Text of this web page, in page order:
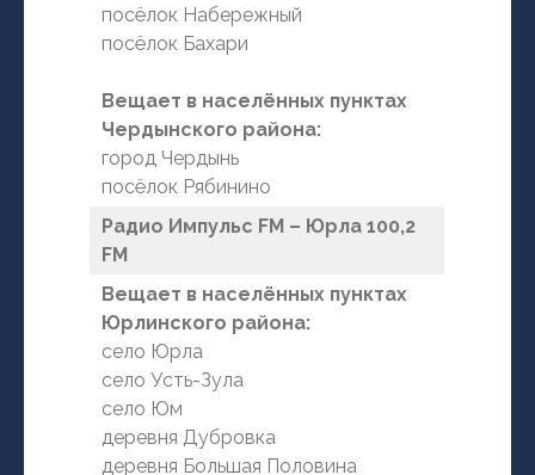
посёлок Набережный
посёлок Бахари
Вещает в населённых пунктах
Чердынского района:
город Чердынь
посёлок Рябинино
Радио Импульс FM – Юрла 100,2
FM
Вещает в населённых пунктах
Юрлинского района:
село Юрла
село Усть-Зула
село Юм
деревня Дубровка
деревня Большая Половина